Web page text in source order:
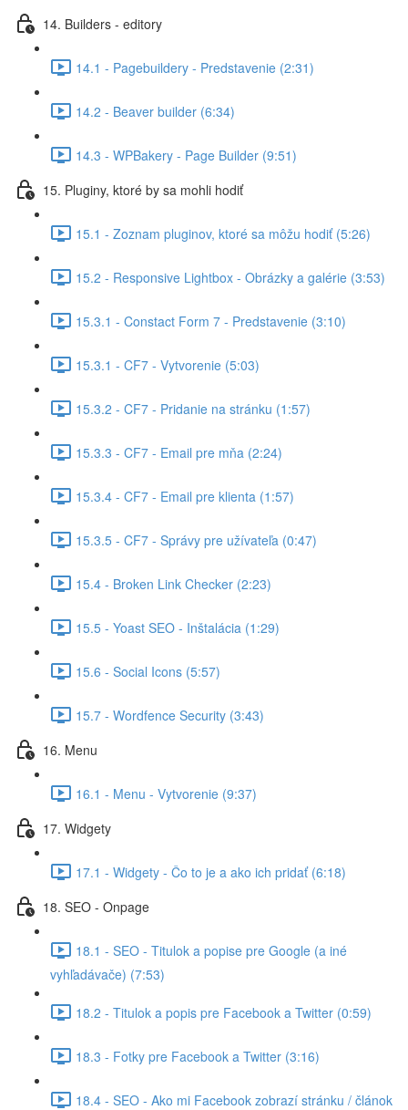
14. Builders - editory
14.1 - Pagebuildery - Predstavenie (2:31)
14.2 - Beaver builder (6:34)
14.3 - WPBakery - Page Builder (9:51)
15. Pluginy, ktoré by sa mohli hodiť
15.1 - Zoznam pluginov, ktoré sa môžu hodiť (5:26)
15.2 - Responsive Lightbox - Obrázky a galérie (3:53)
15.3.1 - Constact Form 7 - Predstavenie (3:10)
15.3.1 - CF7 - Vytvorenie (5:03)
15.3.2 - CF7 - Pridanie na stránku (1:57)
15.3.3 - CF7 - Email pre mňa (2:24)
15.3.4 - CF7 - Email pre klienta (1:57)
15.3.5 - CF7 - Správy pre užívateľa (0:47)
15.4 - Broken Link Checker (2:23)
15.5 - Yoast SEO - Inštalácia (1:29)
15.6 - Social Icons (5:57)
15.7 - Wordfence Security (3:43)
16. Menu
16.1 - Menu - Vytvorenie (9:37)
17. Widgety
17.1 - Widgety - Čo to je a ako ich pridať (6:18)
18. SEO - Onpage
18.1 - SEO - Titulok a popise pre Google (a iné
vyhľadávače) (7:53)
18.2 - Titulok a popis pre Facebook a Twitter (0:59)
18.3 - Fotky pre Facebook a Twitter (3:16)
18.4 - SEO - Ako mi Facebook zobrazí stránku / článok